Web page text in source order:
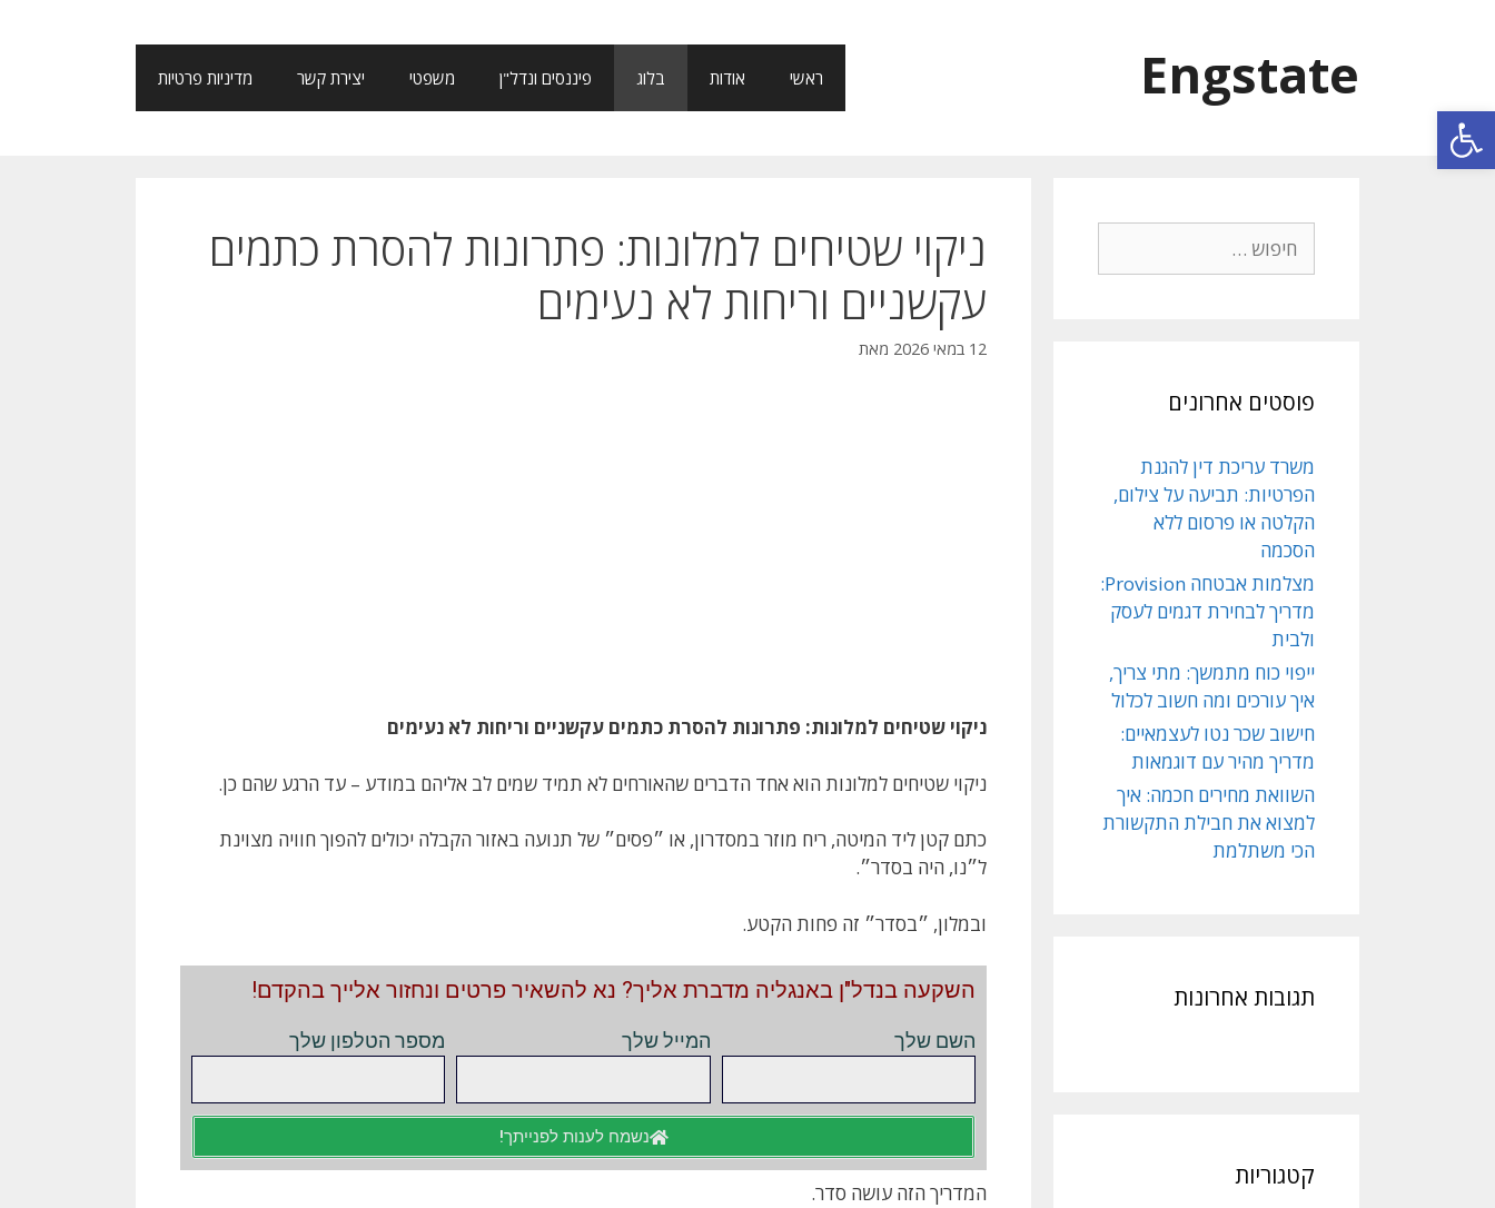
פתח סרגל נגישות
Engstate ראשי אודות בלוג פיננסים ונדל"ן משפטי יצירת קשר מדיניות פרטיות
ניקוי שטיחים למלונות: פתרונות להסרת כתמים
עקשניים וריחות לא נעימים
12 במאי 2026 מאת
ניקוי שטיחים למלונות: פתרונות להסרת כתמים עקשניים וריחות לא נעימים
ניקוי שטיחים למלונות הוא אחד הדברים שהאורחים לא תמיד שמים לב אליהם במודע – עד הרגע שהם כן.
כתם קטן ליד המיטה, ריח מוזר במסדרון, או ״פסים״ של תנועה באזור הקבלה יכולים להפוך חוויה מצוינת
ל״נו, היה בסדר״.
ובמלון, ״בסדר״ זה פחות הקטע.
השקעה בנדל"ן באנגליה מדברת אליך? נא להשאיר פרטים ונחזור אלייך בהקדם!
השם שלך המייל שלך מספר הטלפון שלך
נשמח לענות לפנייתך!
המדריך הזה עושה סדר.
פוסטים אחרונים
משרד עריכת דין להגנת
הפרטיות: תביעה על צילום,
הקלטה או פרסום ללא
הסכמה
מצלמות אבטחה Provision:
מדריך לבחירת דגמים לעסק
ולבית
ייפוי כוח מתמשך: מתי צריך,
איך עורכים ומה חשוב לכלול
חישוב שכר נטו לעצמאיים:
מדריך מהיר עם דוגמאות
השוואת מחירים חכמה: איך
למצוא את חבילת התקשורת
הכי משתלמת
תגובות אחרונות
קטגוריות